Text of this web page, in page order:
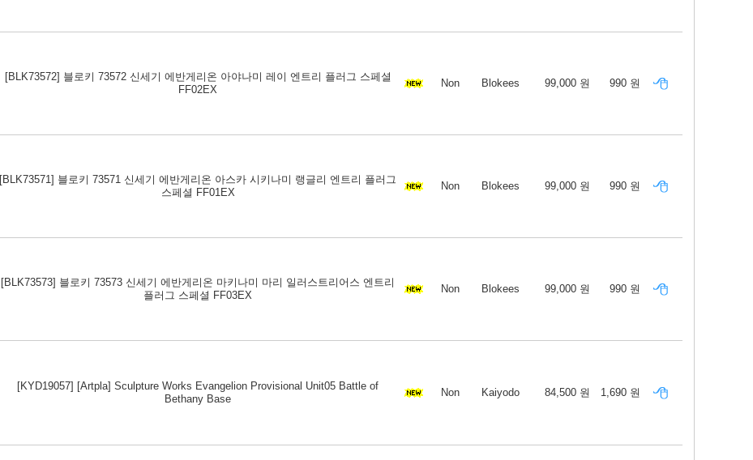
[BLK73572] 블로키 73572 신세기 에반게리온 아야나미 레이 엔트리 플러그 스페셜
FF02EX
Non Blokees 99,000 원 990 원
[BLK73571] 블로키 73571 신세기 에반게리온 아스카 시키나미 랭글리 엔트리 플러그
스페셜 FF01EX
Non Blokees 99,000 원 990 원
[BLK73573] 블로키 73573 신세기 에반게리온 마키나미 마리 일러스트리어스 엔트리
플러그 스페셜 FF03EX
Non Blokees 99,000 원 990 원
[KYD19057] [Artpla] Sculpture Works Evangelion Provisional Unit05 Battle of
Bethany Base
Non Kaiyodo 84,500 원 1,690 원